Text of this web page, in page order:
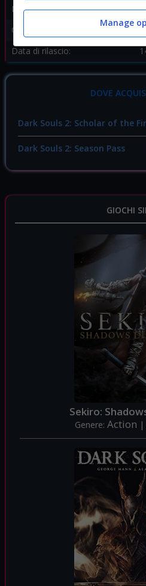
Disponibile per:
Genere:
Data di rilascio:
DOVE
Dark Souls 2: Scholar of the
Dark Souls 2: Season Pass
GIOCHI
Sekiro:
Genere: Action |
Manage